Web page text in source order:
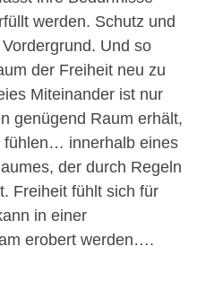
werden. Schutz und
Und so
der Freiheit neu zu
Miteinander ist nur
genügend Raum erhält,
fühlen… innerhalb eines
der durch Regeln
Freiheit fühlt sich für
in einer
erobert werden….